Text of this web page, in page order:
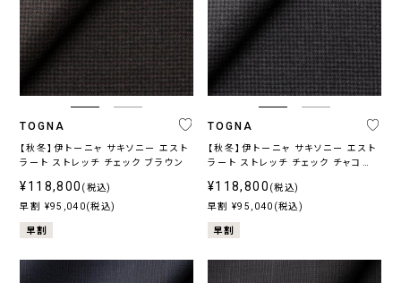
TOGNA
【秋冬】伊トーニャ サキソニー エスト
ラート ストレッチ チェック ブラウン
¥118,800 (税込)
早割 ¥95,040(税込)
早割
TOGNA
【秋冬】伊トーニャ サキソニー エスト
ラート ストレッチ チェック チャコー
¥118,800 (税込)
早割 ¥95,040(税込)
早割